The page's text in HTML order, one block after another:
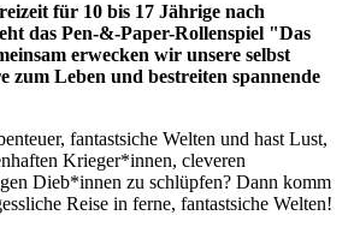
für 10 bis 17 Jährige nach
das Pen-&-Paper-Rollenspiel "Das
erwecken wir unsere selbst
zum Leben und bestreiten spannende
fantastsiche Welten und hast Lust,
Krieger*innen, cleveren
Dieb*innen zu schlüpfen? Dann komm
Reise in ferne, fantastsiche Welten!